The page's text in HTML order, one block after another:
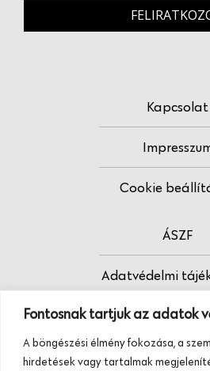
Fontosnak tartjuk az adatok
A böngészési élmény fokozása, a
hirdetések vagy tartalmak
Kapcsolat
Cookie
ÁSZF
Adatvédelmi
Fodrász
Tudj meg többet
Hívj minket, vagy üzenj